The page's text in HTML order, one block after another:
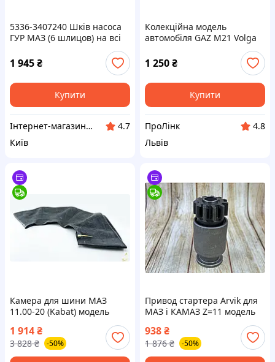
5336-3407240 Шків насоса
ГУР МАЗ (6 шлицов) на всі
1 945₴
Купити
Інтернет-магазин запчастин МАЗ КАМАЗ КРАЗ ЗИЛ ГАЗ "Орбіта Запчастина"
4.7
Київ
Колекційна модель
автомобіля GAZ M21 Volga
1:24
1 250₴
Купити
ПроЛінк
4.8
Львів
Камера для шини МАЗ
11.00-20 (Kabat) модель
надійного використання
1 914₴
3 828 ₴ -50%
Привод стартера Arvik для
МАЗ і КАМАЗ Z=11 модель
якість і надійність
938₴
1 876 ₴ -50%